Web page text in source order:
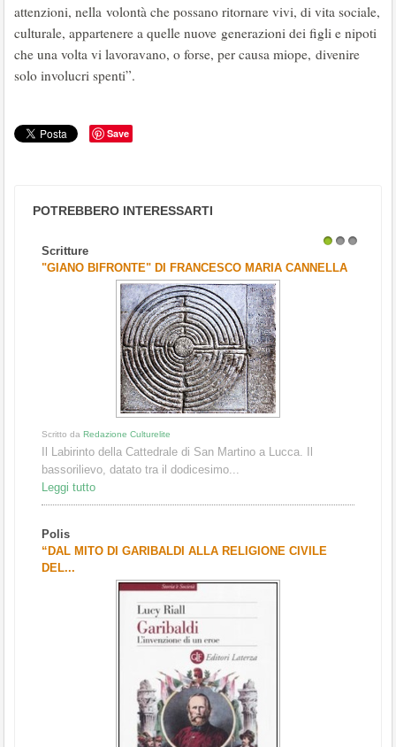
attenzioni, nella volontà che possano ritornare vivi, di vita sociale,
culturale, appartenere a quelle nuove generazioni dei ﬁgli e nipoti
che una volta vi lavoravano, o forse, per causa miope, divenire
solo involucri spenti”.
Save
POTREBBERO INTERESSARTI
Scritture
"GIANO BIFRONTE" DI FRANCESCO MARIA CANNELLA
Scritto da Redazione Culturelite
Il Labirinto della Cattedrale di San Martino a Lucca. Il
bassorilievo, datato tra il dodicesimo...
Leggi tutto
Polis
“DAL MITO DI GARIBALDI ALLA RELIGIONE CIVILE
DEL...